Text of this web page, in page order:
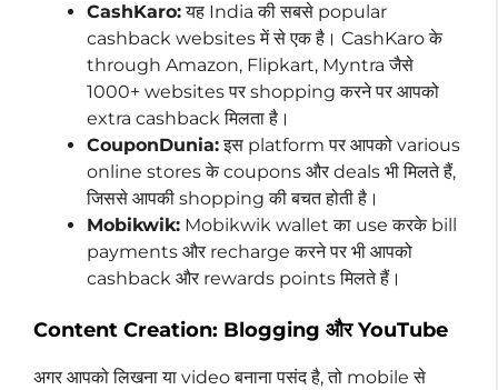
CashKaro:यह India की सबसे popular
cashback websites में से एक है। CashKaro के
through Amazon, Flipkart, Myntra जैसे
1000+ websites पर shopping करने पर आपको
extra cashback मिलता है।
CouponDunia:इस platform पर आपको various
online stores के coupons और deals भी मिलते हैं,
जिससे आपकी shopping की बचत होती है।
Mobikwik: Mobikwik wallet का use करके bill
payments और recharge करने पर भी आपको
cashback और rewards points मिलते हैं।
Content Creation: Blogging और YouTube
अगर आपको लिखना या video बनाना पसंद है, तो mobile से